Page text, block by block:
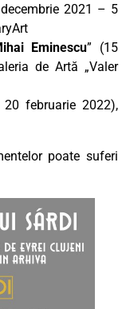
2021 – 5
Eminescu” (15
de Artă „Valer
februarie 2022),
poate suferi